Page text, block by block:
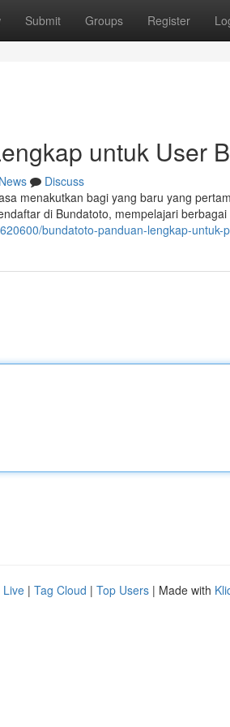
Submit Groups Register
untuk User
News
Discuss
menakutkan bagi yang baru yang
di Bundatoto, mempelajari berbagai
bundatoto-panduan-lengkap-untuk-
Live | Tag Cloud | Top Users | Made with